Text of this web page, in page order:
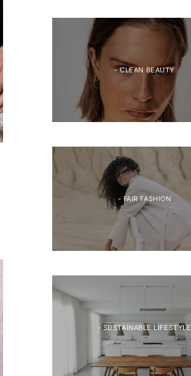
- CLEAN BEAUTY
- FAIR FASHION
- SUSTAINABLE LIFESTYLE